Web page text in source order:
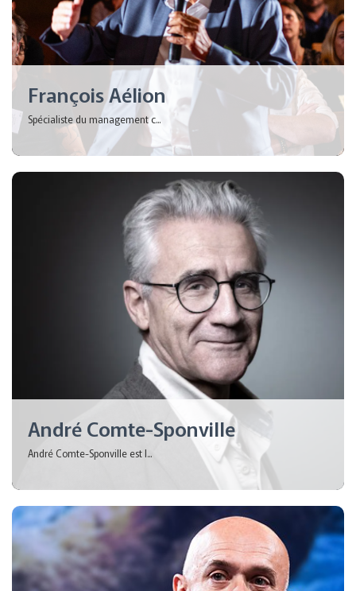
François Aélion
Spécialiste du management c...
André Comte-Sponville
André Comte-Sponville est l...